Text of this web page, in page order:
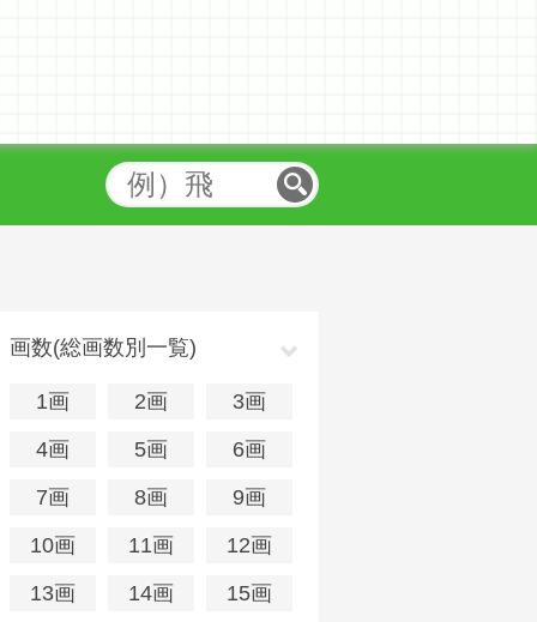
画数(総画数別一覧)
1画 2画
3画
4画
5画
6画
7画
8画
9画
10画
11画
12画
13画
14画
15画